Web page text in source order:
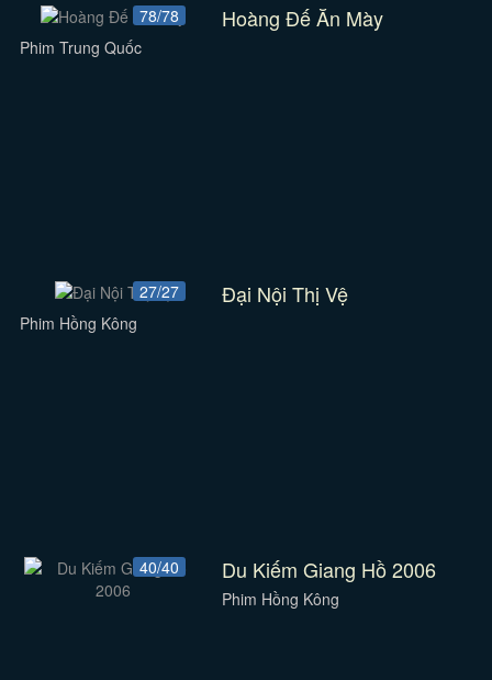
78/78 Hoàng Đế Ăn Mày
Phim Trung Quốc
27/27 Đại Nội Thị Vệ
Phim Hồng Kông
40/40 Du Kiếm Giang Hồ 2006
Phim Hồng Kông